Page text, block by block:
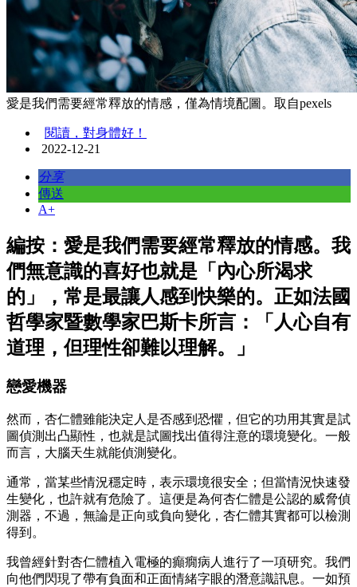
愛是我們需要經常釋放的情感，僅為情境配圖。取自pexels
閱讀，對身體好！
2022-12-21
分享
傳送
A+
編按：愛是我們需要經常釋放的情感。我
們無意識的喜好也就是「內心所渴求
的」，常是最讓人感到快樂的。正如法國
哲學家暨數學家巴斯卡所言：「人心自有
道理，但理性卻難以理解。」
戀愛機器
然而，杏仁體雖能決定人是否感到恐懼，但它的功用其實是試
圖偵測出凸顯性，也就是試圖找出值得注意的環境變化。一般
而言，大腦天生就能偵測變化。
通常，當某些情況穩定時，表示環境很安全；但當情況快速發
生變化，也許就有危險了。這便是為何杏仁體是公認的威脅偵
測器，不過，無論是正向或負向變化，杏仁體其實都可以檢測
得到。
我曾經針對杏仁體植入電極的癲癇病人進行了一項研究。我們
向他們閃現了帶有負面和正面情緒字眼的潛意識訊息。一如預